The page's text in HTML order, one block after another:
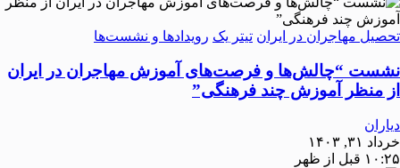
تحصیل مهاجران در ایران تیتر یک رویدادها و نشست‌ها
نشست “چالش‌ها و فرصت‌های آموزش مهاجران در ایران
از منظر آموزش چند فرهنگی”
دیاران
خرداد ۳۱, ۱۴۰۳
۱۰:۲۵ قبل از ظهر